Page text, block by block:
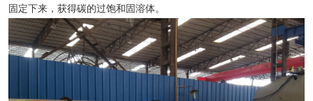
固定下来，获得碳的过饱和固溶体。